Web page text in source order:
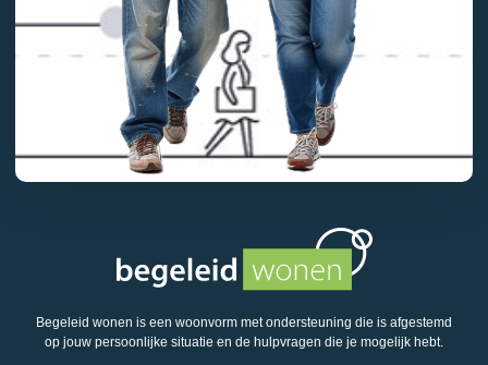
Begeleid wonen is een woonvorm met ondersteuning die is afgestemd
op jouw persoonlijke situatie en de hulpvragen die je mogelijk hebt.